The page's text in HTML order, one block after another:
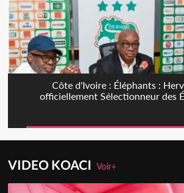
Côte d'Ivoire : Éléphants :
officiellement Sélectionneur des
VIDEO KOACIVoir+